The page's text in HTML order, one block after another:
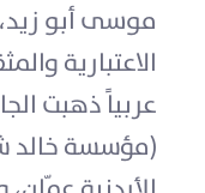
موسى أبو
الاعتبارية
عربياً ذهبت
(مؤسسة خالد